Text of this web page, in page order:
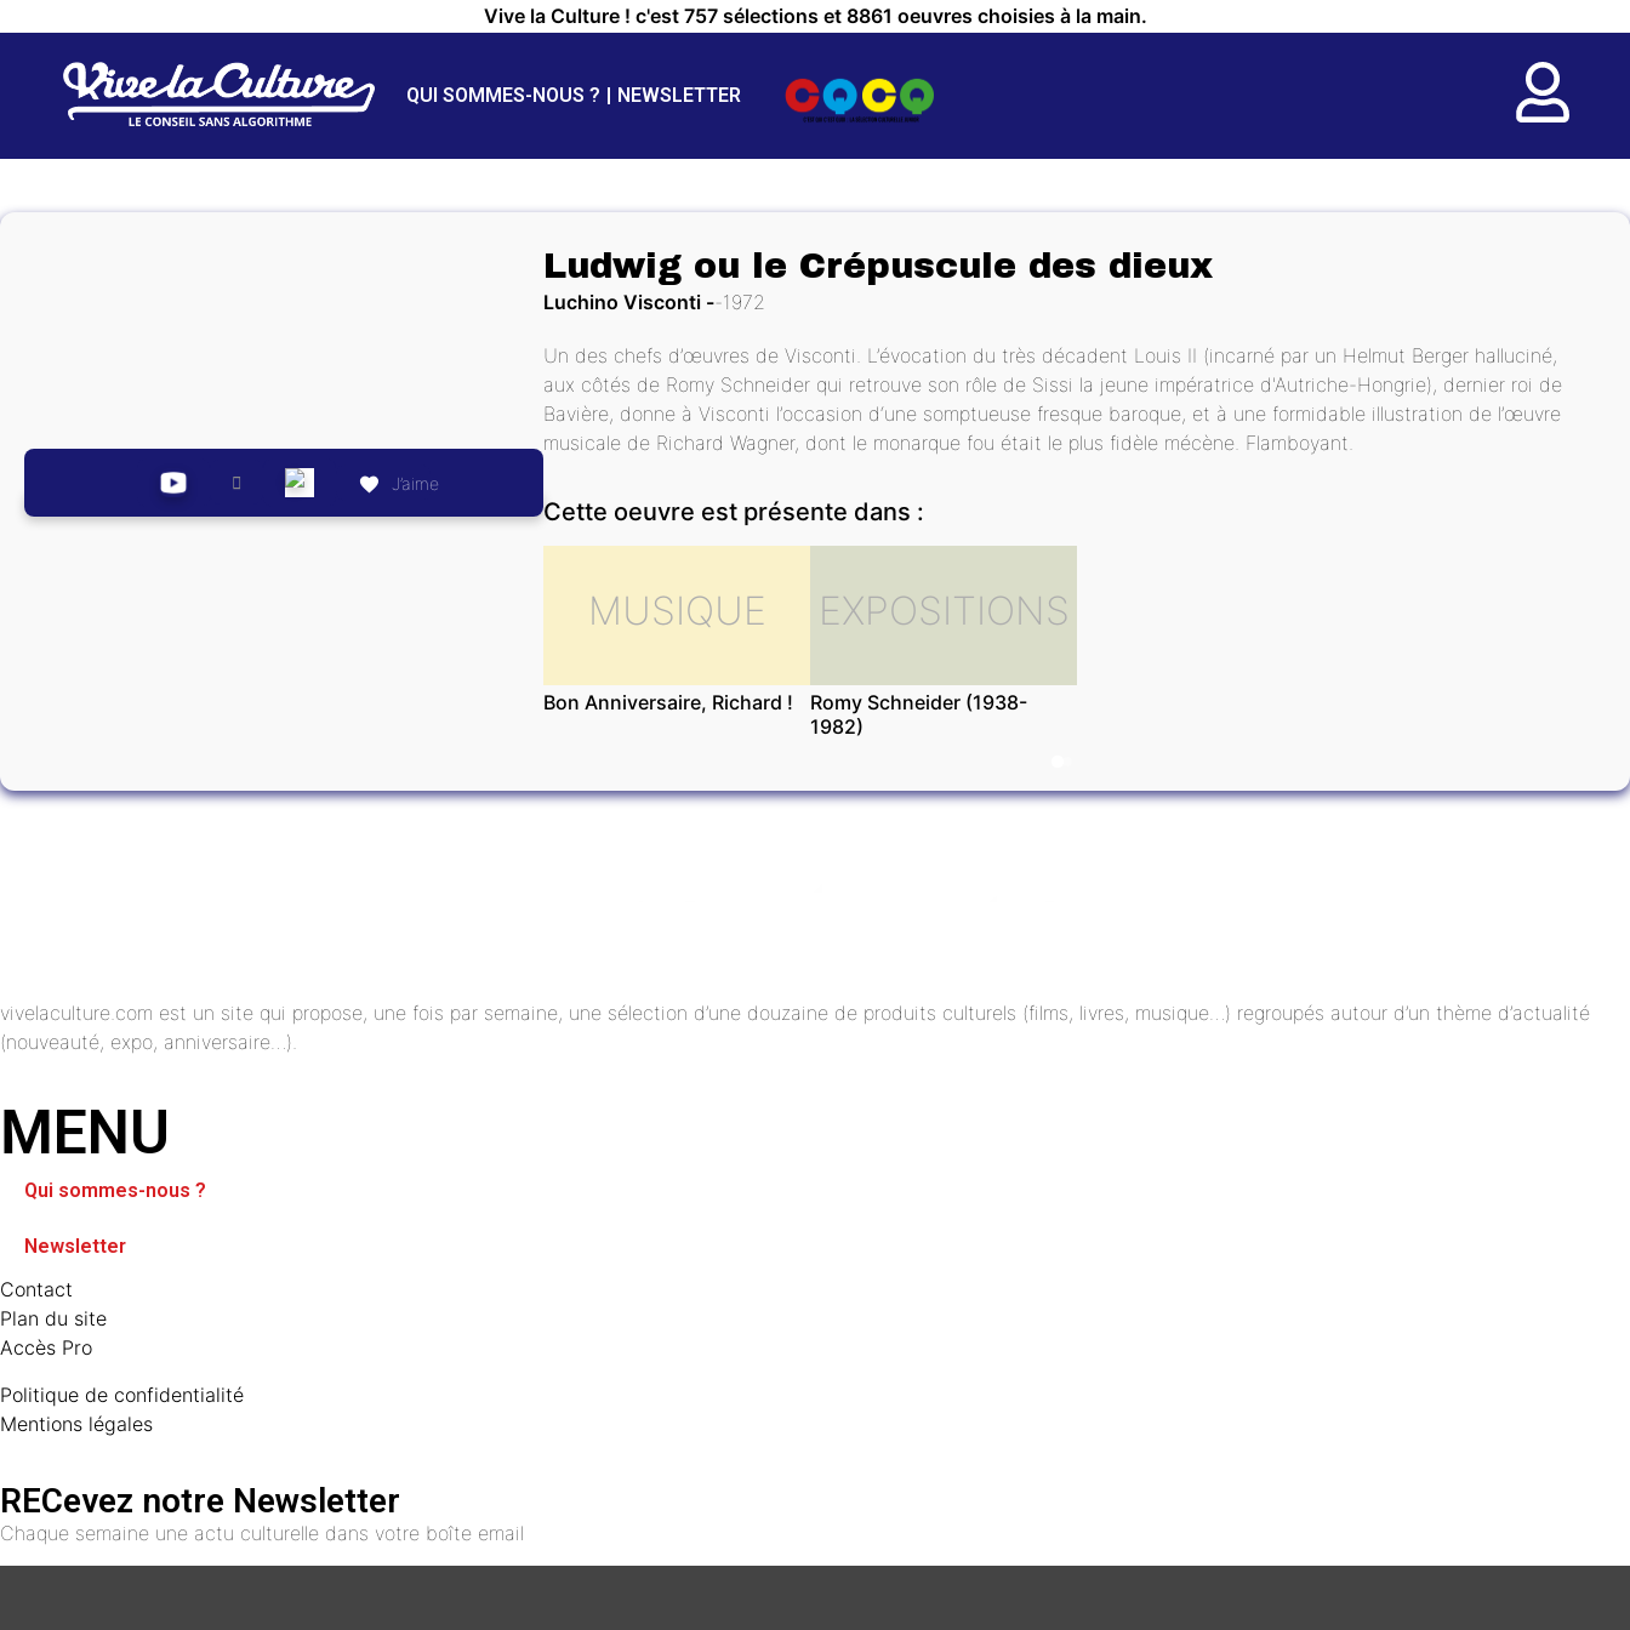
Vive la Culture ! c'est 757 sélections et 8861 oeuvres choisies à la main.
QUI SOMMES-NOUS ? NEWSLETTER
J’aime
Ludwig ou le Crépuscule des dieux
Luchino Visconti 1972
Un des chefs d’œuvres de Visconti. L’évocation du très décadent Louis II (incarné par un Helmut Berger halluciné,
aux côtés de Romy Schneider qui retrouve son rôle de Sissi la jeune impératrice d'Autriche-Hongrie), dernier roi de
Bavière, donne à Visconti l’occasion d‘une somptueuse fresque baroque, et à une formidable illustration de l’œuvre
musicale de Richard Wagner, dont le monarque fou était le plus fidèle mécène. Flamboyant.
Cette oeuvre est présente dans :
MUSIQUE
Bon Anniversaire, Richard !
EXPOSITIONS
Romy Schneider (1938-
1982)
vivelaculture.com est un site qui propose, une fois par semaine, une sélection d’une douzaine de produits culturels (films, livres, musique…) regroupés autour d’un thème d’actualité
(nouveauté, expo, anniversaire…).
MENU
Qui sommes-nous ?
Newsletter
Contact
Plan du site
Accès Pro
Politique de confidentialité
Mentions légales
RECevez notre Newsletter
Chaque semaine une actu culturelle dans votre boîte email